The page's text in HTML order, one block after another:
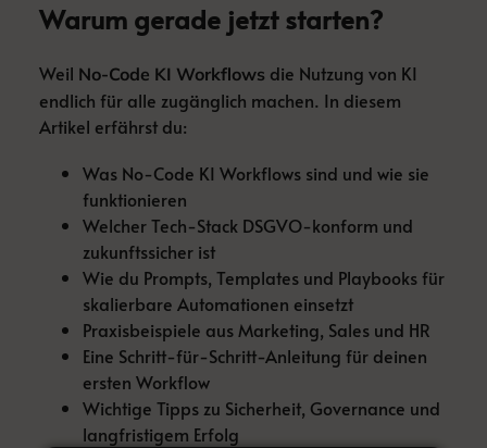
Warum gerade jetzt starten?
Weil No-Code KI Workflows die Nutzung von KI
endlich für alle zugänglich machen. In diesem
Artikel erfährst du:
Was No-Code KI Workflows sind und wie sie
funktionieren
Welcher Tech-Stack DSGVO-konform und
zukunftssicher ist
Wie du Prompts, Templates und Playbooks für
skalierbare Automationen einsetzt
Praxisbeispiele aus Marketing, Sales und HR
Eine Schritt-für-Schritt-Anleitung für deinen
ersten Workflow
Wichtige Tipps zu Sicherheit, Governance und
langfristigem Erfolg